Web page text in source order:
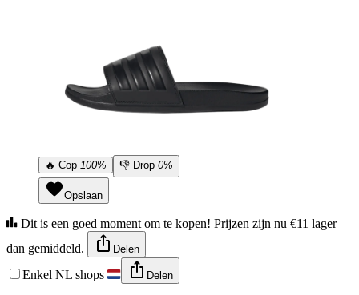
🔥 Cop 100% 👎 Drop 0%
Opslaan
Dit is een goed moment om te kopen! Prijzen zijn nu €11 lager
dan gemiddeld.
Delen
Enkel NL shops Delen